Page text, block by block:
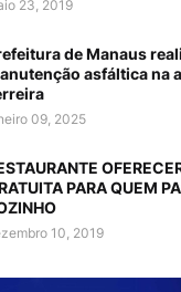
23, 2019
de Manaus
asfáltica na
09, 2025
PARA QUEM
10, 2019